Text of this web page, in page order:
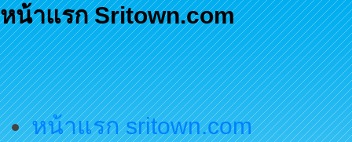
หน้าแรก Sritown.com
หน้าแรก sritown.com